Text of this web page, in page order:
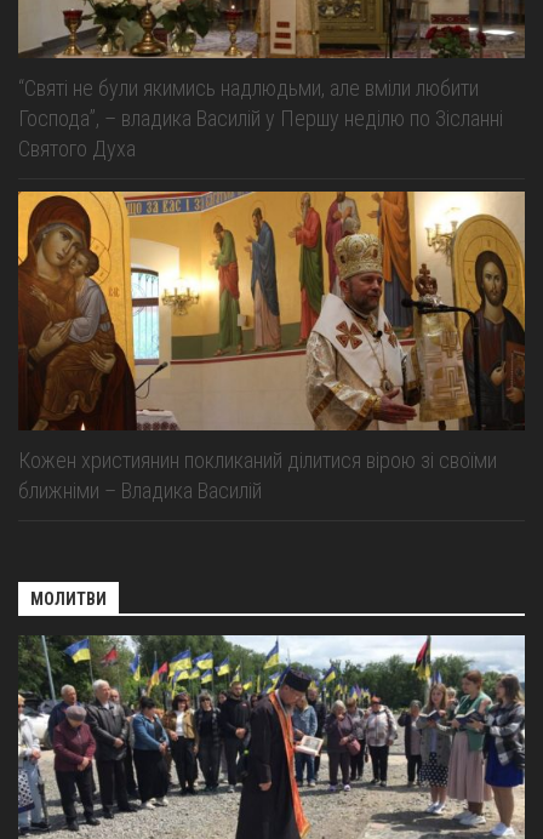
“Святі не були якимись надлюдьми, але вміли любити
Господа”, – владика Василій у Першу неділю по Зісланні
Святого Духа
Кожен християнин покликаний ділитися вірою зі своїми
ближніми – Владика Василій
МОЛИТВИ